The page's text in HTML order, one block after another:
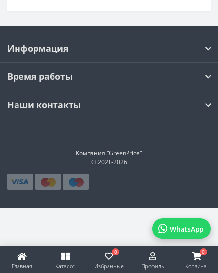
Главная Каталог
0
Избранные Профиль
0
Корзина
WhatsApp
Информация
Время работы
Наши контакты
Компания "GreenPrice"
© 2021-2026